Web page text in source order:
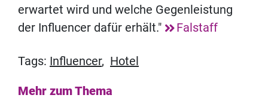
erwartet wird und welche Gegenleistung
der Influencer dafür erhält."
Falstaff
Tags: Influencer, Hotel
Mehr zum Thema